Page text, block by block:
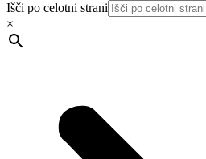
Išči po celotni strani
×